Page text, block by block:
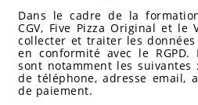
Dans le cadre de la
CGV, Five Pizza Original et le
collecter et traiter les
en conformité avec le RGPD.
sont notamment les suivantes
de téléphone, adresse email,
de paiement.